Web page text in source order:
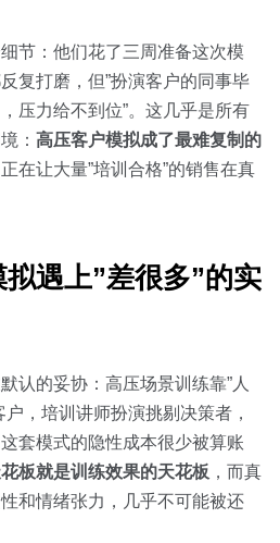
预约演示
节：他们花了三周准备这次模
复打磨，但”扮演客户的同事毕
压力给不到位”。这几乎是所有
： 高压客户模拟成了最难复制的
在让大量”培训合格”的销售在真
遇上”差很多”的实
认的妥协：高压场景训练靠”人
，培训讲师扮演挑剔决策者，
套模式的隐性成本很少被算账
板就是训练效果的天花板 ，而真
和情绪张力，几乎不可能被还